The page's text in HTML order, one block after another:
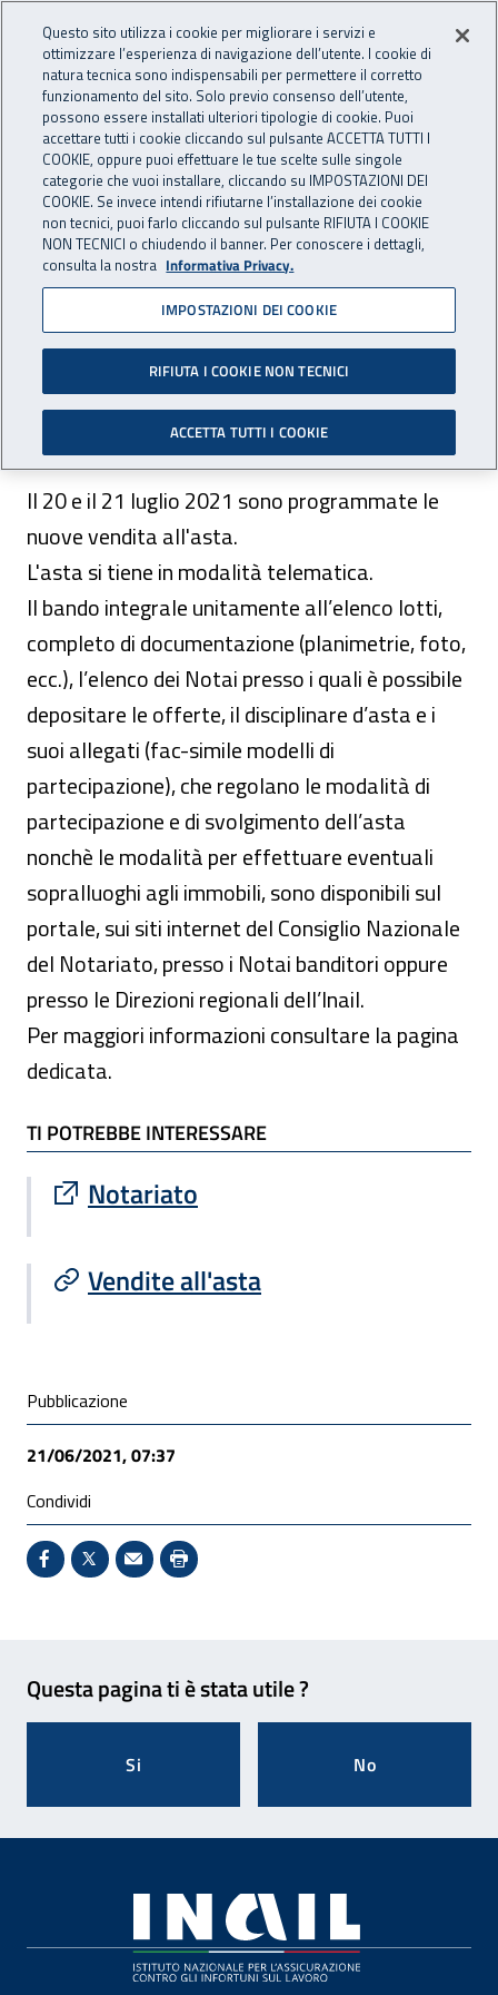
INAIL - Istituto Nazionale
Apri cerca
Navigazione principale
Navigazione - Ti trovi in:
Home Inail comunica Avvisi
Aste immobiliari: pubblicate
le aste programmate per il
mese di luglio 2021
Il 20 e il 21 luglio 2021 si svolgono le nuove
vendite all'asta del patrimonio Inail.
Il 20 e il 21 luglio 2021 sono programmate le
nuove vendita all'asta.
L'asta si tiene in modalità telematica.
Il bando integrale unitamente all’elenco lotti,
completo di documentazione (planimetrie, foto,
ecc.), l’elenco dei Notai presso i quali è possibile
depositare le offerte, il disciplinare d’asta e i
suoi allegati (fac-simile modelli di
partecipazione), che regolano le modalità di
partecipazione e di svolgimento dell’asta
nonchè le modalità per effettuare eventuali
sopralluoghi agli immobili, sono disponibili sul
portale, sui siti internet del Consiglio Nazionale
del Notariato, presso i Notai banditori oppure
presso le Direzioni regionali dell’Inail.
Per maggiori informazioni consultare la pagina
dedicata.
TI POTREBBE INTERESSARE
TI POTREBBE INTERESSARE
Notariato
Sito esterno : apre una nuova finestra
Vendite all'asta
Condivisione social
Pubblicazione
21/06/2021, 07:37
Condividi
Condividi su Facebook - Sito esterno - Apertura in
X - Sito esterno - Apertura in nuova finestra
Invio Mail: apre il programma di posta
Stampa pagina: scelta meno
Questa pagina ti è stata utile ?
Si No
Questo sito utilizza i cookie per migliorare i servizi e
ottimizzare l’esperienza di navigazione dell’utente. I cookie di
natura tecnica sono indispensabili per permettere il corretto
funzionamento del sito. Solo previo consenso dell’utente,
possono essere installati ulteriori tipologie di cookie. Puoi
accettare tutti i cookie cliccando sul pulsante ACCETTA TUTTI I
COOKIE, oppure puoi effettuare le tue scelte sulle singole
categorie che vuoi installare, cliccando su IMPOSTAZIONI DEI
COOKIE. Se invece intendi rifiutarne l’installazione dei cookie
non tecnici, puoi farlo cliccando sul pulsante RIFIUTA I COOKIE
NON TECNICI o chiudendo il banner. Per conoscere i dettagli,
consulta la nostra Informativa Privacy.
IMPOSTAZIONI DEI COOKIE
RIFIUTA I COOKIE NON TECNICI
ACCETTA TUTTI I COOKIE